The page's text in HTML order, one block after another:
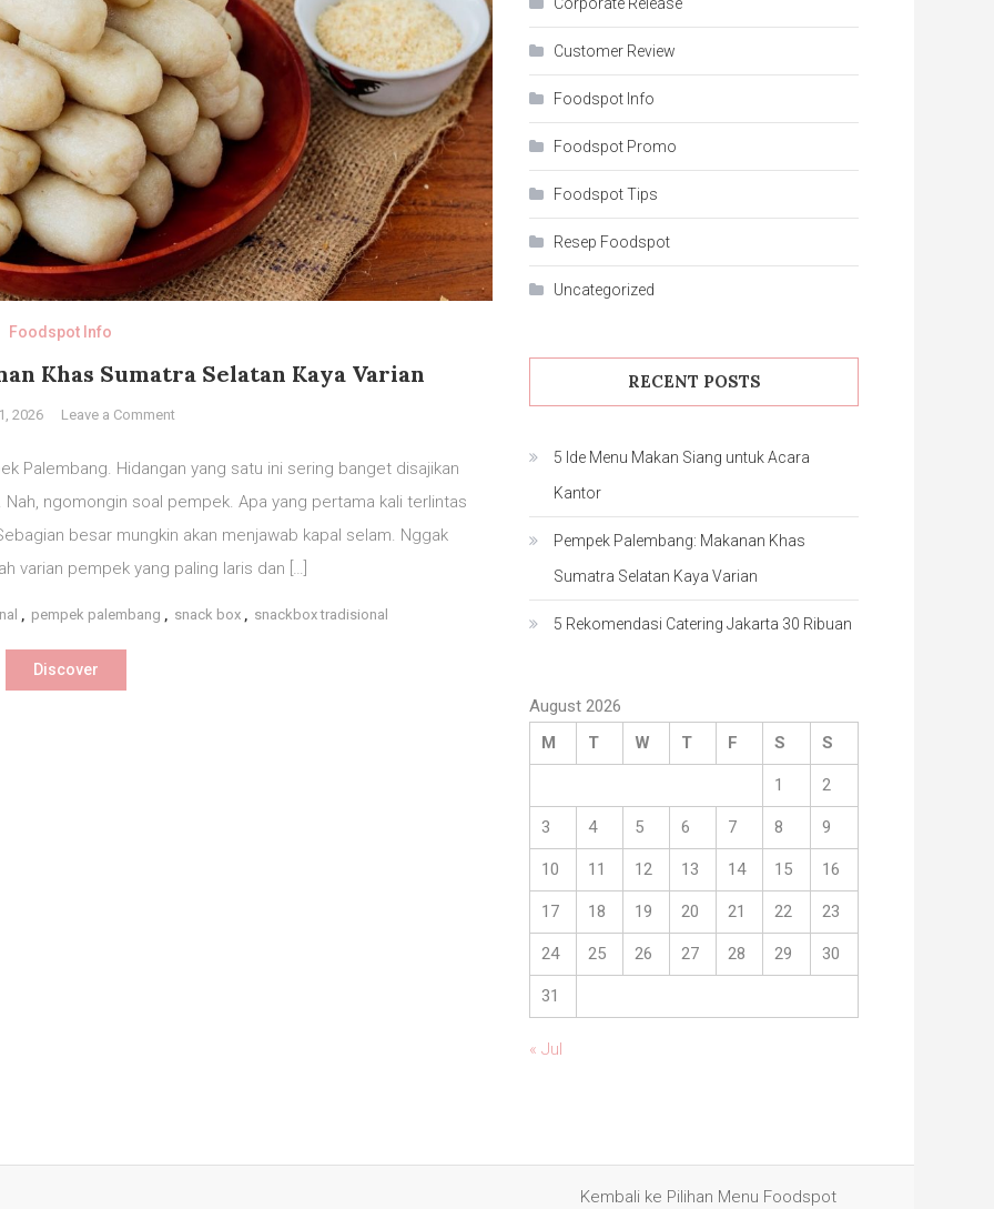
Foodspot Info
Khas Sumatra Selatan Kaya Varian
2026 Leave a Commenton
Palembang:
Khas
Sumatra
Selatan
Varian
Palembang. Hidangan yang satu ini sering banget disajikan
ngomongin soal pempek. Apa yang pertama kali terlintas
besar mungkin akan menjawab kapal selam. Nggak
varian pempek yang paling laris dan […]
pempek palembang snack box snackbox tradisional
Discover
Customer Review
Foodspot Info
Foodspot Promo
Foodspot Tips
Resep Foodspot
Uncategorized
RECENT POSTS
5 Ide Menu Makan Siang untuk Acara
Kantor
Pempek Palembang: Makanan Khas
Sumatra Selatan Kaya Varian
5 Rekomendasi Catering Jakarta 30 Ribuan
August 2026
M
T W T F S S
1 2
3 4 5 6 7 8 9
10 11 12 13 14 15 16
17 18 19 20 21 22 23
24 25 26 27 28 29 30
31
« Jul
Kembali ke Pilihan Menu Foodspot